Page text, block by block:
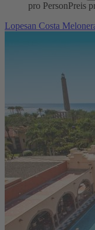
pro PersonPreis
Lopesan Costa